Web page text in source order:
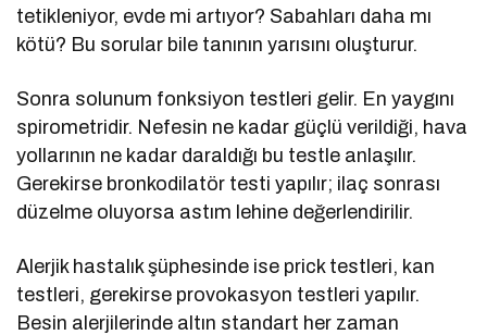
tetikleniyor, evde mi artıyor? Sabahları daha mı
kötü? Bu sorular bile tanının yarısını oluşturur.
Sonra solunum fonksiyon testleri gelir. En yaygını
spirometridir. Nefesin ne kadar güçlü verildiği, hava
yollarının ne kadar daraldığı bu testle anlaşılır.
Gerekirse bronkodilatör testi yapılır; ilaç sonrası
düzelme oluyorsa astım lehine değerlendirilir.
Alerjik hastalık şüphesinde ise prick testleri, kan
testleri, gerekirse provokasyon testleri yapılır.
Besin alerjilerinde altın standart her zaman